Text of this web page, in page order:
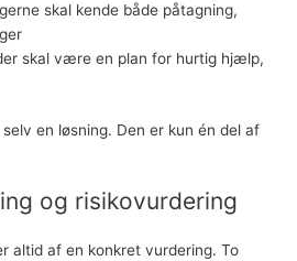
skal kende både påtagning,
skal være en plan for hurtig hjælp,
en løsning. Den er kun én del af
og risikovurdering
altid af en konkret vurdering. To